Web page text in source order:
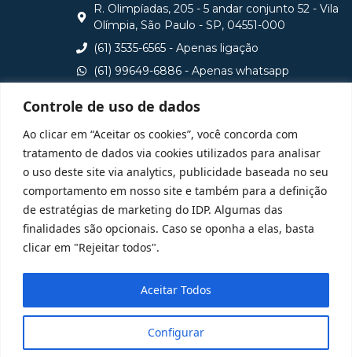
Controle de uso de dados
Ao clicar em “Aceitar os cookies”, você concorda com
tratamento de dados via cookies utilizados para analisar
o uso deste site via analytics, publicidade baseada no seu
comportamento em nosso site e também para a definição
de estratégias de marketing do IDP. Algumas das
finalidades são opcionais. Caso se oponha a elas, basta
clicar em "Rejeitar todos".
Configurar
Aceitar Todos
R. Olimpíadas, 205 - 5 andar conjunto 52 - Vila
Olímpia, São Paulo - SP, 04551-000
(61) 3535-6565 - Apenas ligação
(61) 99649-6886 - Apenas whatsapp
Consulte aqui o cadastro da Instituição no Sistema e-
MEC